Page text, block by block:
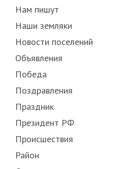
Нам пишут
Наши земляки
Новости поселений
Объявления
Победа
Поздравления
Праздник
Президент РФ
Происшествия
Район